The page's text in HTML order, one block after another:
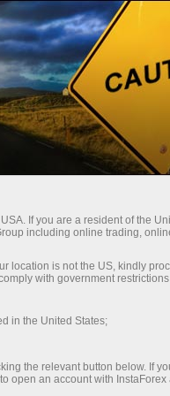
InstaForex
créée en 2007. À
de clients
société partout
If you are a resident of the
including online trading,
location is not the US, kindly
with government
in the United States;
the relevant button below. If
open an account with InstaForex